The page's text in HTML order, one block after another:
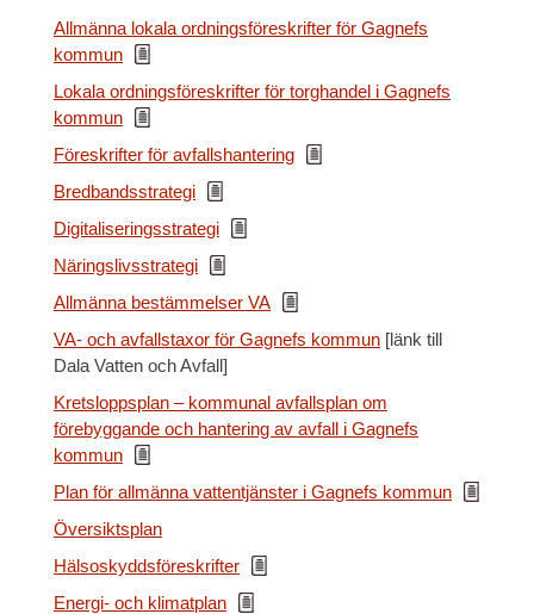
Allmänna lokala ordningsföreskrifter för Gagnefs
kommun
Lokala ordningsföreskrifter för torghandel i Gagnefs
kommun
Föreskrifter för avfallshantering
Bredbandsstrategi
Digitaliseringsstrategi
Näringslivsstrategi
Allmänna bestämmelser VA
VA- och avfallstaxor för Gagnefs kommun [länk till
Dala Vatten och Avfall]
Kretsloppsplan – kommunal avfallsplan om
förebyggande och hantering av avfall i Gagnefs
kommun
Plan för allmänna vattentjänster i Gagnefs kommun
Översiktsplan
Hälsoskyddsföreskrifter
Energi- och klimatplan